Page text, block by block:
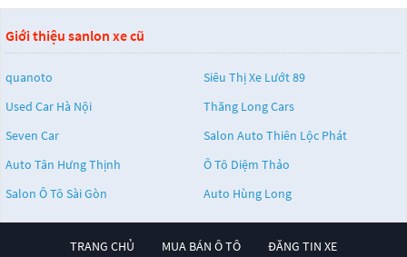
Giới thiệu sanlon xe cũ
quanoto
Siêu Thị Xe Lướt 89
Used Car Hà Nội
Thăng Long Cars
Seven Car
Salon Auto Thiên Lộc Phát
Auto Tân Hưng Thịnh
Ô Tô Diệm Thảo
Salon Ô Tô Sài Gòn
Auto Hùng Long
TRANG CHỦ MUA BÁN Ô TÔ ĐĂNG TIN XE